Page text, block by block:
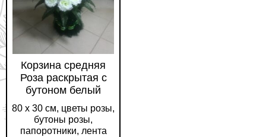
Корзина средняя
Роза раскрытая с
бутоном белый
80 х 30 см, цветы розы,
бутоны розы,
папоротники, лента